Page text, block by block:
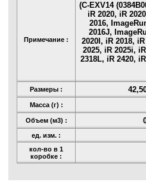
Примечание :
(C-EXV14
iR 2020, iR
2016,
2016J,
2020I, iR 2018,
2025, iR 2025i,
2318L, iR 2420,
Размеры :
Масса (г) :
Объем (м3) :
ед. изм. :
кол-во в 1
коробке :